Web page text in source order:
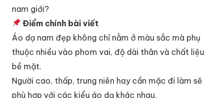
Điểm chính bài viết
Áo dạ nam đẹp không chỉ nằm ở màu sắc mà phụ
thuộc nhiều vào phom vai, độ dài thân và chất liệu
bề mặt.
Người cao, thấp, trung niên hay cần mặc đi làm sẽ
phù hợp với các kiểu áo dạ khác nhau.